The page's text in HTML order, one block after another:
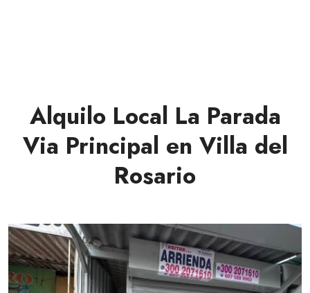
Alquilo Local La Parada
Via Principal en Villa del
Rosario